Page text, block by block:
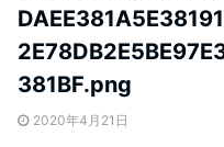
381BF.png
2020年4月21日